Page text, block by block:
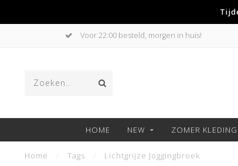
Voor 22:00 besteld, morgen in huis!
HOME NEW ZOMER KLEDING
Home Tags Lichtgrijze Joggingbroek